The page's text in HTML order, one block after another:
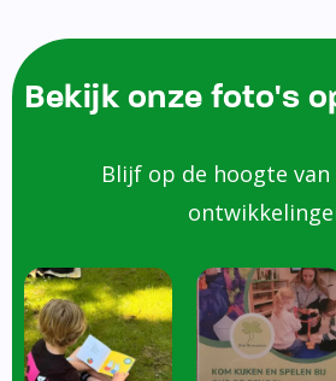
Bekijk onze foto's
Blijf op de hoogte